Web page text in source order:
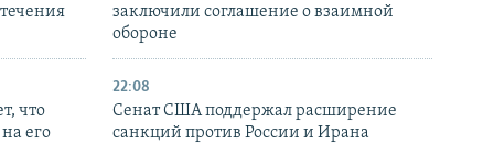
заключили соглашение о взаимной
обороне
что
его
22:08
Сенат США поддержал расширение
санкций против России и Ирана